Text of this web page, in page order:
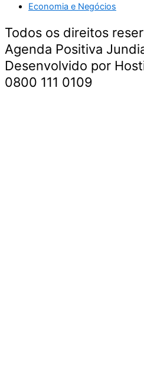
Economia e Negócios
Todos os direitos
Agenda Positiva
Desenvolvido por
0800 111 0109